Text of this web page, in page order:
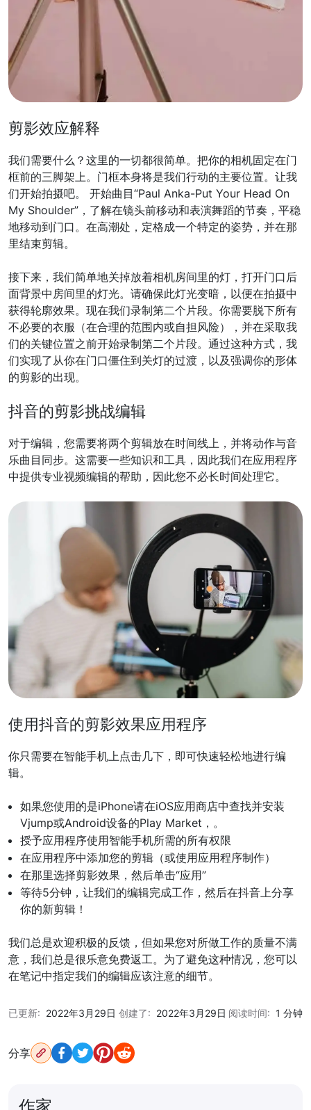
剪影效应解释
我们需要什么？这里的一切都很简单。把你的相机固定在门
框前的三脚架上。门框本身将是我们行动的主要位置。让我
们开始拍摄吧。 开始曲目“Paul Anka-Put Your Head On
My Shoulder”，了解在镜头前移动和表演舞蹈的节奏，平稳
地移动到门口。在高潮处，定格成一个特定的姿势，并在那
里结束剪辑。
接下来，我们简单地关掉放着相机房间里的灯，打开门口后
面背景中房间里的灯光。请确保此灯光变暗，以便在拍摄中
获得轮廓效果。现在我们录制第二个片段。你需要脱下所有
不必要的衣服（在合理的范围内或自担风险），并在采取我
们的关键位置之前开始录制第二个片段。通过这种方式，我
们实现了从你在门口僵住到关灯的过渡，以及强调你的形体
的剪影的出现。
抖音的剪影挑战编辑
对于编辑，您需要将两个剪辑放在时间线上，并将动作与音
乐曲目同步。这需要一些知识和工具，因此我们在应用程序
中提供专业视频编辑的帮助，因此您不必长时间处理它。
使用抖音的剪影效果应用程序
你只需要在智能手机上点击几下，即可快速轻松地进行编
辑。
如果您使用的是iPhone请在iOS应用商店中查找并安装
Vjump或Android设备的Play Market，。
授予应用程序使用智能手机所需的所有权限
在应用程序中添加您的剪辑（或使用应用程序制作）
在那里选择剪影效果，然后单击“应用”
等待5分钟，让我们的编辑完成工作，然后在抖音上分享
你的新剪辑！
我们总是欢迎积极的反馈，但如果您对所做工作的质量不满
意，我们总是很乐意免费返工。为了避免这种情况，您可以
在笔记中指定我们的编辑应该注意的细节。
已更新: 2022年3月29日 创建了: 2022年3月29日 阅读时间: 1 分钟
分享
作家